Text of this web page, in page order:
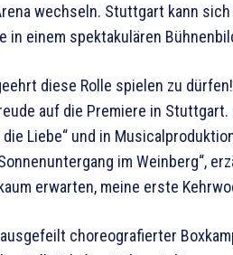
wechseln. Stuttgart kann
einem spektakulären
diese Rolle spielen zu
auf die Premiere in
Liebe“ und in
im Weinberg“,
erwarten, meine erste
choreografierter